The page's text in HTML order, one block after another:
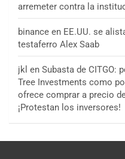
arremeter contra la
binance en EE.UU. se
testaferro Alex Saab
jkl en Subasta de CITGO:
Tree Investments como
ofrece comprar a precio
¡Protestan los inversores!